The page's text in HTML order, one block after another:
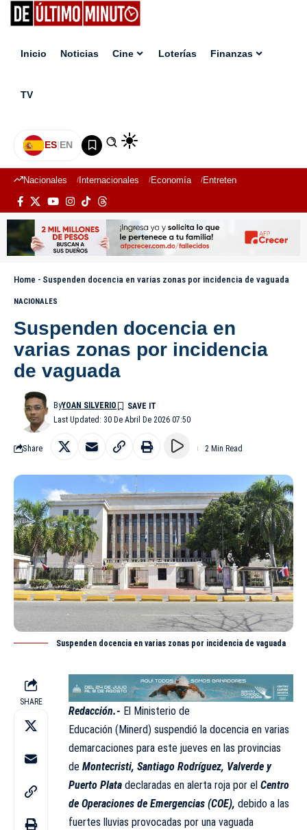
Inicio Noticias Cine Loterías Finanzas
TV
ES|EN
Nacionales Internacionales Economía Entretenimiento
Home - Suspenden docencia en varias zonas por incidencia de vaguada
NACIONALES
Suspenden docencia en
varias zonas por incidencia
de vaguada
Last Updated: 30 De Abril De 2026 07:50
ByYOAN SILVERIO
Share 2 Min Read
Suspenden docencia en varias zonas por incidencia de vaguada
SHARE
Redacción.- El Ministerio de
Educación ( Minerd) suspendió la docencia en varias
demarcaciones para este jueves en las provincias
de Montecristi, Santiago Rodríguez, Valverde y
Puerto Plata declaradas en alerta roja por el Centro
de Operaciones de Emergencias (COE), debido a las
fuertes lluvias provocadas por una vaguada